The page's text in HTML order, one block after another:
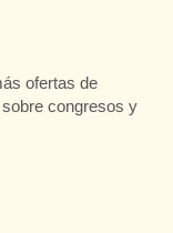
ofertas de
congresos y